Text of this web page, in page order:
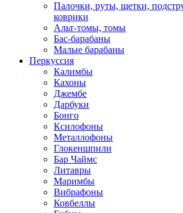
Палочки, руты, щетки,
коврики
Альт-томы, томы
Бас-барабаны
Малые барабаны
Перкуссия
Калимбы
Кахоны
Джембе
Дарбуки
Бонго
Ксилофоны
Металлофоны
Глокеншпили
Бар Чаймс
Литавры
Маримбы
Вибрафоны
Ковбеллы